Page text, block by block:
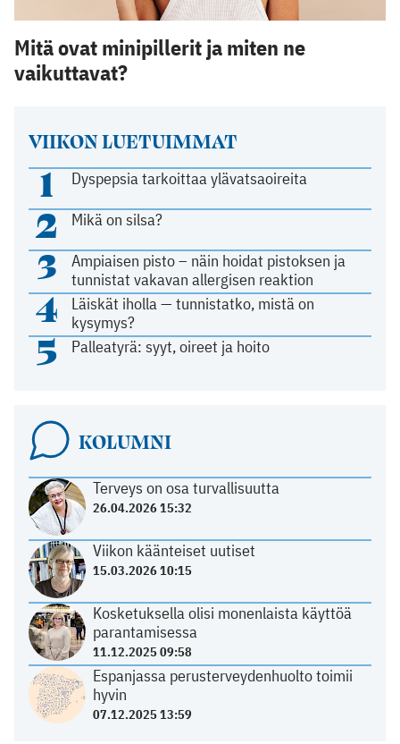
VIIKON LUETUIMMAT
1 Dyspepsia tarkoittaa ylävatsaoireita
2 Mikä on silsa?
3
Ampiaisen pisto – näin hoidat pistoksen ja
tunnistat vakavan allergisen reaktion
4
Läiskät iholla — tunnistatko, mistä on
kysymys?
5 Palleatyrä: syyt, oireet ja hoito
KOLUMNI
Terveys on osa turvallisuutta
26.04.2026 15:32
Viikon käänteiset uutiset
15.03.2026 10:15
Kosketuksella olisi monenlaista käyttöä
parantamisessa
11.12.2025 09:58
Espanjassa perusterveydenhuolto toimii
hyvin
07.12.2025 13:59
Mitä ovat minipillerit ja miten ne
vaikuttavat?